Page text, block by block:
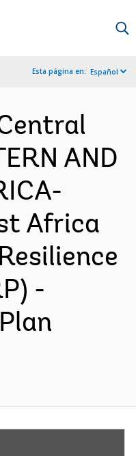
Esta página en: Español
AND
Africa
-